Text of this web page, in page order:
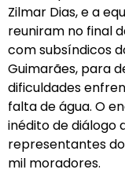
Zilmar Dias, e a
reuniram no final
com subsíndicos
Guimarães, para
dificuldades
falta de água. O
inédito de diálogo
representantes
mil moradores.